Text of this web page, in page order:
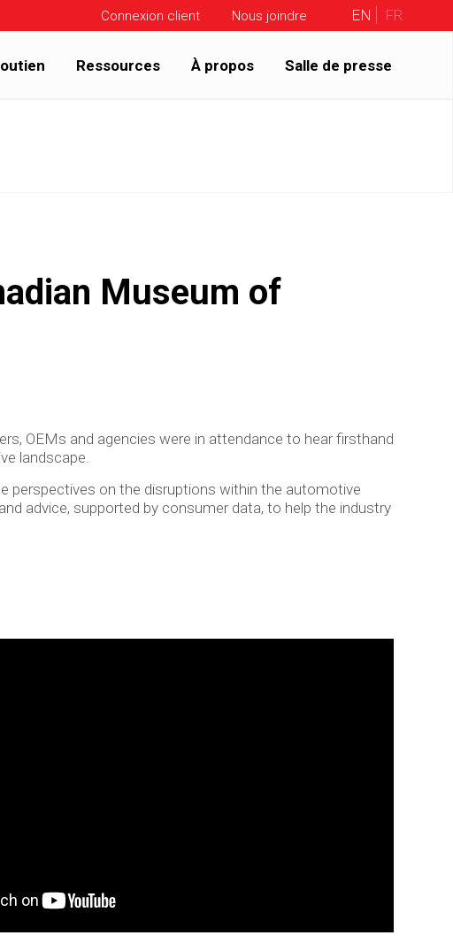
Connexion client Nous joindre EN FR
Ressources À propos Salle de presse
Museum of
OEMs and agencies were in attendance to hear firsthand
landscape.
perspectives on the disruptions within the automotive
advice, supported by consumer data, to help the industry